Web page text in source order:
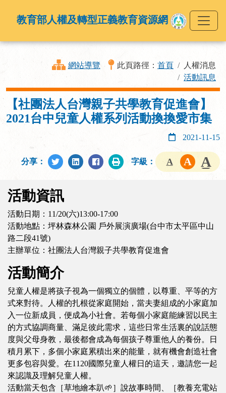
教育部人權及轉型正義教育資源網
網站導覽 此頁路徑： 首頁
人權消息
活動訊息
【社團法人台灣親子共學教育促進會】
2021台中兒童人權系列活動換換愛市集
2021-11-15
分享： 字級：
活動資訊
活動日期：11/20(六)13:00-17:00
活動地點：坪林森林公園 戶外展演廣場(台中市太平區中山
路二段41號)
主辦單位：社團法人台灣親子共學教育促進會
活動簡介
兒童人權是將孩子視為一個獨立的個體，以尊重、平等的方
式來對待。人權的扎根從家庭開始，當夫妻組成的小家庭加
入一位新成員，便成為小社會。若每個小家庭能練習以民主
的方式協調商量、滿足彼此需求，這些日常生活裏的說話態
度與父母身教，最後都會成為每個孩子尊重他人的養份。日
積月累下，多個小家庭累積出來的能量，就有機會創造社會
更多包容與愛。在1120國際兒童人權日的這天，邀請您一起
來認識及理解兒童人權。
活動當天包含［草地繪本趴🌱］說故事時間、［教養充電站